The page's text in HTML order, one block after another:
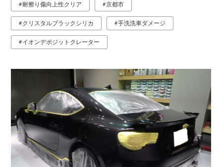
耐擦り傷向上性クリア 京都市
クリスタルブラックシリカ 手洗洗車ダメージ
イオンデポジットクレーター